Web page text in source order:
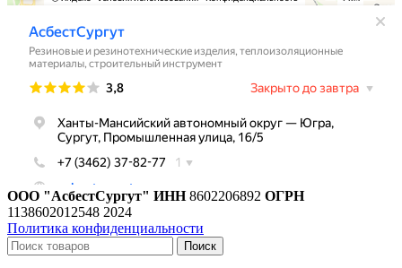
ООО "АсбестСургут" ИНН8602206892 ОГРН
1138602012548 2024
Политика конфиденциальности
Поиск